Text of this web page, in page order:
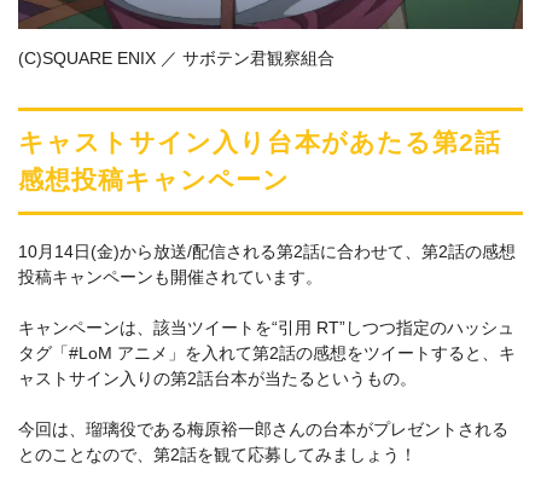
(C)SQUARE ENIX ／ サボテン君観察組合
キャストサイン入り台本があたる第2話
感想投稿キャンペーン
10月14日(金)から放送/配信される第2話に合わせて、第2話の感想
投稿キャンペーンも開催されています。
キャンペーンは、該当ツイートを“引用 RT”しつつ指定のハッシュ
タグ「#LoM アニメ」を入れて第2話の感想をツイートすると、キ
ャストサイン入りの第2話台本が当たるというもの。
今回は、瑠璃役である梅原裕一郎さんの台本がプレゼントされる
とのことなので、第2話を観て応募してみましょう！